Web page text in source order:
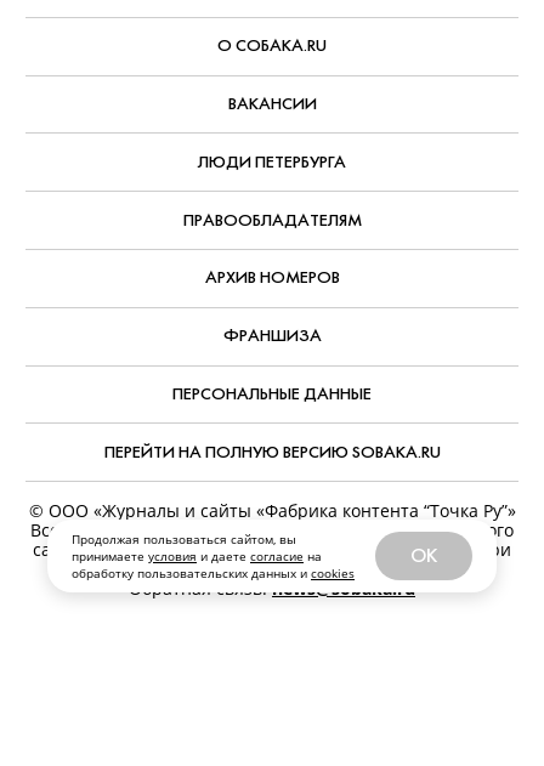
Продолжая пользоваться сайтом, вы
принимаете условия и даете согласие на
обработку пользовательских данных и cookies
OK
О СОБАКА.RU
ВАКАНСИИ
ЛЮДИ ПЕТЕРБУРГА
ПРАВООБЛАДАТЕЛЯМ
АРХИВ НОМЕРОВ
ФРАНШИЗА
ПЕРСОНАЛЬНЫЕ ДАННЫЕ
ПЕРЕЙТИ НА ПОЛНУЮ ВЕРСИЮ SOBAKA.RU
© ООО «Журналы и сайты «Фабрика контента “Точка Ру”»
Все права защищены. Перепечатка материалов данного
сайта возможна только с письменного разрешения. При
цитировании ссылка на www.sobaka.ru обязательна.
Обратная связь:news@sobaka.ru